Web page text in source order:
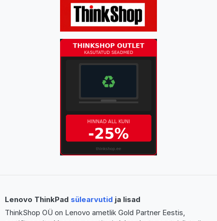
Lenovo ThinkPad sülearvutid ja lisad
ThinkShop OÜ on Lenovo ametlik Gold Partner Eestis,